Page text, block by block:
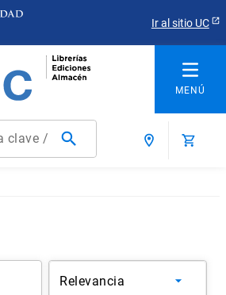
Ir al sitio UC
/ título / autor / producto / ISBN
Relevancia